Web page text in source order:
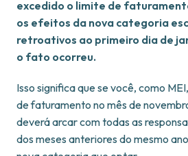
excedido o limite de
os efeitos da nova categoria
retroativos ao primeiro dia de
o fato ocorreu.
Isso significa que se você, como
de faturamento no mês de
deverá arcar com todas as
dos meses anteriores do mesmo